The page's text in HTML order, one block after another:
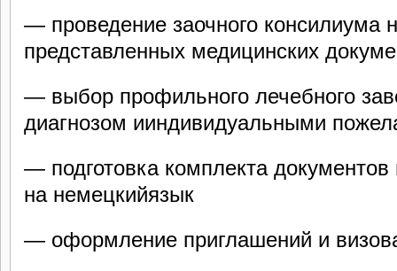
— проведение заочного консилиума
представленных медицинских
— выбор профильного лечебного
диагнозом ииндивидуальными
— подготовка комплекта
на немецкийязык
— оформление приглашений и